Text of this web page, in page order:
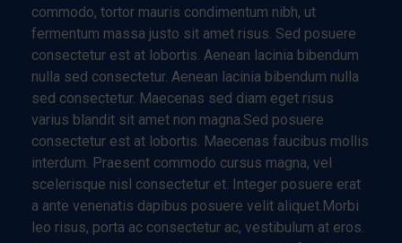
commodo, tortor mauris condimentum nibh, ut
fermentum massa justo sit amet risus. Sed posuere
consectetur est at lobortis. Aenean lacinia bibendum
nulla sed consectetur. Aenean lacinia bibendum nulla
sed consectetur. Maecenas sed diam eget risus
varius blandit sit amet non magna.Sed posuere
consectetur est at lobortis. Maecenas faucibus mollis
interdum. Praesent commodo cursus magna, vel
scelerisque nisl consectetur et. Integer posuere erat
a ante venenatis dapibus posuere velit aliquet.Morbi
leo risus, porta ac consectetur ac, vestibulum at eros.